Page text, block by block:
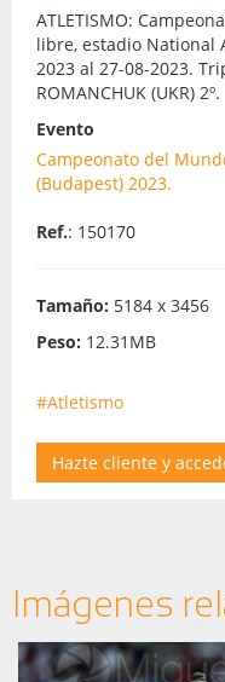
ATLETISMO:
libre, estadio National
2023 al 27-08-2023.
ROMANCHUK (UKR) 2º.
Evento
Campeonato del
(Budapest) 2023.
Ref.: 150170
Tamaño: 5184 x 3456
Peso: 12.31MB
#Atletismo
Hazte cliente y
Imágenes